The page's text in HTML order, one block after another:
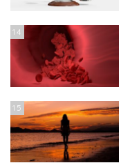
14
15